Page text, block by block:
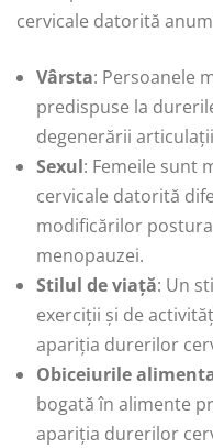
cervicale datorită
Vârsta: Persoanele
predispuse la
degenerării
Sexul: Femeile sunt
cervicale datorită
modificărilor
menopauzei.
Stilul de viață: Un
exerciții și de
apariția durerilor
Obiceiurile
bogată în alimente
apariția durerilor